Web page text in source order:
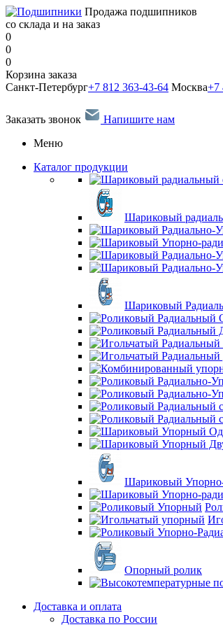
Продажа подшипников
со склада и на заказ
0
0
0
Корзина заказа
Санкт-Петербург+7 812 363-43-64 Москва+7
Заказать звонок
Напишите нам
Меню
Каталог продукции
Шариковый
Шариковый
Шариковый
Опорный ролик
Доставка и оплата
Доставка по России